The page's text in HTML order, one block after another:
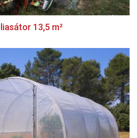
13,5 m²